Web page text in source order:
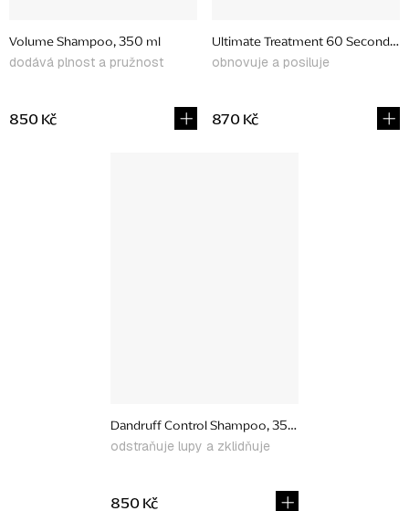
Volume Shampoo, 350 ml
dodává plnost a pružnost
850 Kč
Ultimate Treatment 60 Second
obnovuje a posiluje
870 Kč
Dandruff Control Shampoo, 350 ml
odstraňuje lupy a zklidňuje
850 Kč